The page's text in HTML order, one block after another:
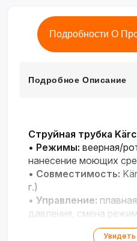
Подробности О
Подробное Описание
Струйная трубка
• Режимы: веерная/
нанесение моющих
• Совместимость:
г.)
• Управление:
давления, смена
0.472 кг